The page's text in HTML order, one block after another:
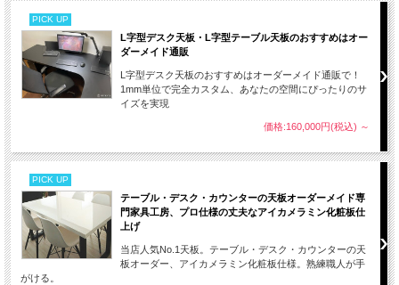
PICK UP
L字型デスク天板・L字型テーブル天板のおすすめはオー
ダーメイド通販
L字型デスク天板のおすすめはオーダーメイド通販で！
1mm単位で完全カスタム、あなたの空間にぴったりのサ
イズを実現
価格:160,000円(税込) ～
PICK UP
テーブル・デスク・カウンターの天板オーダーメイド専
門家具工房、プロ仕様の丈夫なアイカメラミン化粧板仕
上げ
当店人気No.1天板。テーブル・デスク・カウンターの天
板オーダー、アイカメラミン化粧板仕様。熟練職人が手
がける。